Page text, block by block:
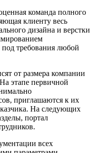
команда полного
клиенту весь
дизайна и верстки
требования любой
от размера компании
этапе первичной
приглашаются к их
На следующих
портал
всех